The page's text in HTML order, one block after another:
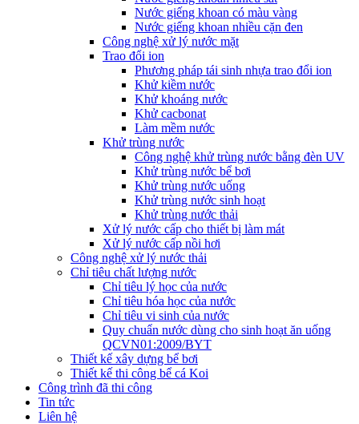
Nước giếng khoan có màu vàng
Nước giếng khoan nhiều cặn đen
Công nghệ xử lý nước mặt
Trao đổi ion
Phương pháp tái sinh nhựa trao đổi ion
Khử kiềm nước
Khử khoáng nước
Khử cacbonat
Làm mềm nước
Khử trùng nước
Công nghệ khử trùng nước bằng đèn UV
Khử trùng nước bể bơi
Khử trùng nước uống
Khử trùng nước sinh hoạt
Khử trùng nước thải
Xử lý nước cấp cho thiết bị làm mát
Xử lý nước cấp nồi hơi
Công nghệ xử lý nước thải
Chỉ tiêu chất lượng nước
Chỉ tiêu lý học của nước
Chỉ tiêu hóa học của nước
Chỉ tiêu vi sinh của nước
Quy chuẩn nước dùng cho sinh hoạt ăn uống
QCVN01:2009/BYT
Thiết kế xây dựng bể bơi
Thiết kế thi công bể cá Koi
Công trình đã thi công
Tin tức
Liên hệ